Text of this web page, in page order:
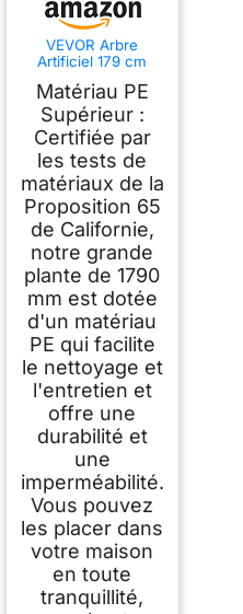
VEVOR Arbre
Artificiel 179 cm
Haut Olivier Faux
Arbre Vert avec Pot
170x145 mm
Décoration de Style
Fausse Plante pour
Maison Bureau Hôtel
Centres
Commerciaux
Intérieur Extérieur
Matériau PE
Supérieur :
Certifiée par
les tests de
matériaux de la
Proposition 65
de Californie,
notre grande
plante de 1790
mm est dotée
d'un matériau
PE qui facilite
le nettoyage et
l'entretien et
offre une
durabilité et
une
imperméabilité.
Vous pouvez
les placer dans
votre maison
en toute
tranquillité,